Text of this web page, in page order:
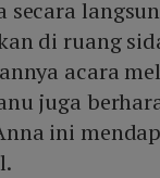
secara
di ruang
acara
juga
ini